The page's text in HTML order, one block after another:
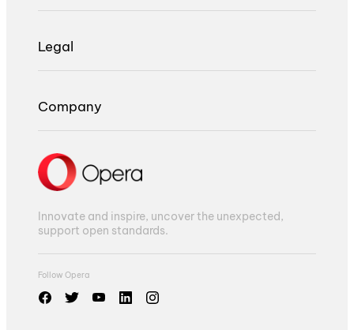
Legal
Company
Innovate and inspire, uncover the unexpected,
support open standards.
Follow Opera